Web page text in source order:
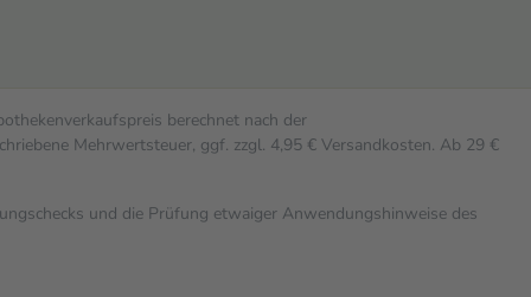
berechnet nach der
Mehrwertsteuer, ggf. zzgl. 4,95 € Versandkosten. Ab 29 €
und die Prüfung etwaiger Anwendungshinweise des